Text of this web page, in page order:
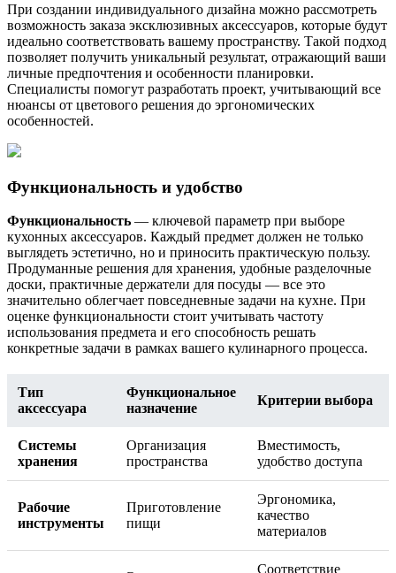
При создании индивидуального дизайна можно рассмотреть
возможность заказа эксклюзивных аксессуаров, которые будут
идеально соответствовать вашему пространству. Такой подход
позволяет получить уникальный результат, отражающий ваши
личные предпочтения и особенности планировки.
Специалисты помогут разработать проект, учитывающий все
нюансы от цветового решения до эргономических
особенностей.
Функциональность и удобство
Функциональность — ключевой параметр при выборе
кухонных аксессуаров. Каждый предмет должен не только
выглядеть эстетично, но и приносить практическую пользу.
Продуманные решения для хранения, удобные разделочные
доски, практичные держатели для посуды — все это
значительно облегчает повседневные задачи на кухне. При
оценке функциональности стоит учитывать частоту
использования предмета и его способность решать
конкретные задачи в рамках вашего кулинарного процесса.
Тип
аксессуара
Функциональное
назначение
Критерии выбора
Системы
хранения
Организация
пространства
Вместимость,
удобство доступа
Рабочие
инструменты
Приготовление
пищи
Эргономика,
качество
материалов
Соответствие